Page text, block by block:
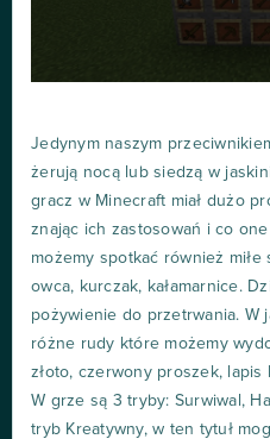
Jedynym naszym
żerują nocą lub siedzą w
gracz w Minecraft miał dużo
znając ich zastosowań i co
możemy spotkać również
owca, kurczak, kałamarnice.
pożywienie do przetrwania. W
różne rudy które możemy
złoto, czerwony proszek, lapis
W grze są 3 tryby: Surwiwal,
tryb Kreatywny, w ten tytuł